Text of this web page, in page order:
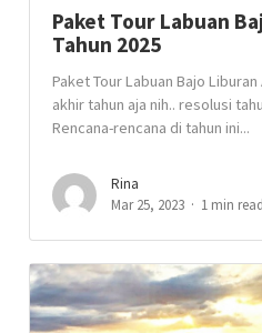
Paket Tour Labuan
Tahun 2025
Paket Tour Labuan Bajo Liburan
akhir tahun aja nih.. resolusi
Rencana-rencana di tahun ini...
Rina
Mar 25, 2023
1 min read